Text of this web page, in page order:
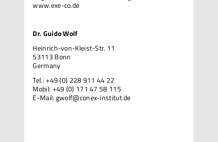
www.exe-co.de
Dr. Guido Wolf
Heinrich-von-Kleist-Str. 11
53113 Bonn
Germany
Tel.: +49 (0) 228 911 44 22
Mobil: +49 (0) 171 47 58 115
E-Mail:gwolf@conex-institut.de